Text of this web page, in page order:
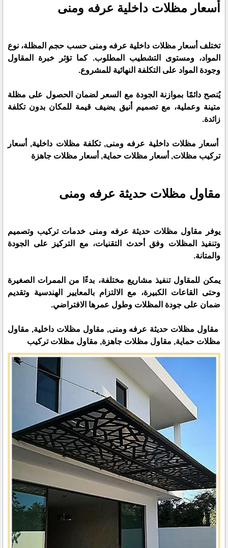
أسعار مظلات داخلية عرفه ومنى
تختلف أسعار مظلات داخلية عرفه ومنى حسب حجم المظلة، نوع
المواد، ومستوى التشطيب المطلوب. كما تؤثر خبرة المقاول
وجودة المواد على التكلفة النهائية للمشروع.
يُنصح دائمًا بموازنة الجودة مع السعر لضمان الحصول على مظلة
متينة وعملية، مع تصميم أنيق يضيف قيمة للمكان بدون تكلفة
زائدة.
أسعار مظلات داخلية عرفه ومنى, تكلفة مظلات داخلية, أسعار
تركيب مظلات, أسعار مظلات حماية, أسعار مظلات جاهزة
مقاول مظلات حديثة عرفه ومنى
يوفر مقاول مظلات حديثة عرفه ومنى خدمات تركيب وتصميم
وتنفيذ المظلات وفق أحدث التقنيات، مع التركيز على الجودة
والمتانة.
يمكن للمقاول تنفيذ مشاريع مختلفة، بدءًا من الممرات الصغيرة
وحتى القاعات الكبيرة، مع الالتزام بالمعايير الهندسية وتقديم
ضمان على جودة المظلات وطول عمرها الافتراضي.
مقاول مظلات حديثة عرفه ومنى, مقاول مظلات داخلية, مقاول
مظلات حماية, مقاول مظلات جاهزة, مقاول مظلات تركيب